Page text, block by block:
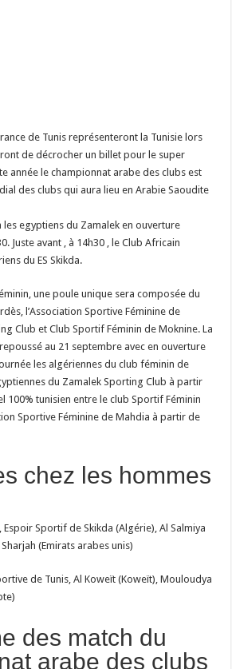
de Tunis représenteront la Tunisie lors
de décrocher un billet pour le super
année le championnat arabe des clubs est
des clubs qui aura lieu en Arabie Saoudite
egyptiens du Zamalek en ouverture
Juste avant , à 14h30 , le Club Africain
du ES Skikda.
une poule unique sera composée du
l’Association Sportive Féminine de
Club et Club Sportif Féminin de Moknine. La
au 21 septembre avec en ouverture
les algériennes du club féminin de
du Zamalek Sporting Club à partir
100% tunisien entre le club Sportif Féminin
Sportive Féminine de Mahdia à partir de
chez les hommes
Sportif de Skikda (Algérie), Al Salmiya
(Emirats arabes unis)
de Tunis, Al Koweït (Koweït), Mouloudya
des match du
arabe des clubs